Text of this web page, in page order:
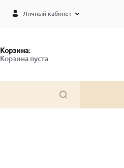
Личный кабинет
Корзина:
Корзина пуста